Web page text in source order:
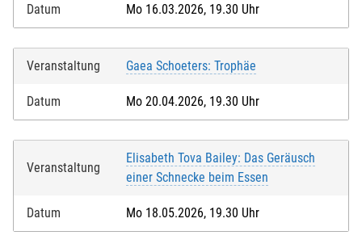
Datum Mo 16.03.2026, 19.30 Uhr
Veranstaltung Gaea Schoeters: Trophäe
Datum Mo 20.04.2026, 19.30 Uhr
Veranstaltung
Elisabeth Tova Bailey: Das Geräusch
einer Schnecke beim Essen
Datum Mo 18.05.2026, 19.30 Uhr